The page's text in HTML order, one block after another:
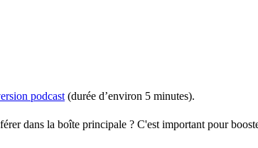
podcast (durée d’environ 5 minutes).
dans la boîte principale ? C'est important pour